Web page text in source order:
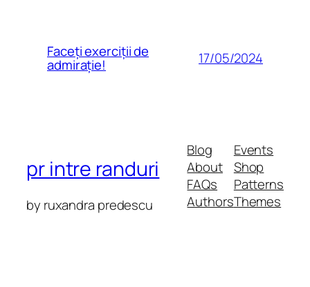
Faceți exerciții de
admirație! 17/05/2024
pr intre randuri
by ruxandra predescu
Blog
About
FAQs
Authors
Events
Shop
Patterns
Themes